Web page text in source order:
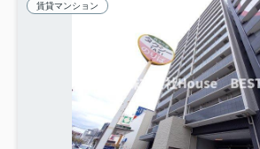
賃貸マンション